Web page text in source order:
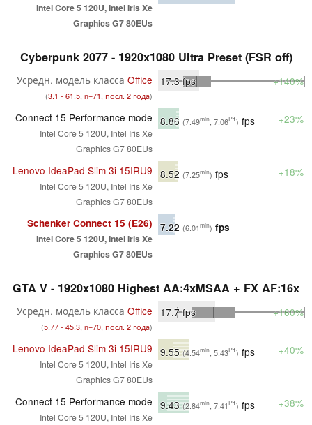
Intel Core 5 120U, Intel Iris Xe
Graphics G7 80EUs
Cyberpunk 2077 - 1920x1080 Ultra Preset (FSR off)
Усредн. модель класса Office
(3.1 - 61.5, n=71, посл. 2 года)
17.3fps +140%
Connect 15 Performance mode
Intel Core 5 120U, Intel Iris Xe
Graphics G7 80EUs
8.86 (7.49min , 7.06P1) fps +23%
Lenovo IdeaPad Slim 3i 15IRU9
Intel Core 5 120U, Intel Iris Xe
Graphics G7 80EUs
8.52 (7.25min) fps +18%
Schenker Connect 15 (E26)
Intel Core 5 120U, Intel Iris Xe
Graphics G7 80EUs
7.22 (6.01min) fps
GTA V - 1920x1080 Highest AA:4xMSAA + FX AF:16x
Усредн. модель класса Office
(5.77 - 45.3, n=70, посл. 2 года)
17.7fps +160%
Lenovo IdeaPad Slim 3i 15IRU9
Intel Core 5 120U, Intel Iris Xe
Graphics G7 80EUs
9.55 (4.54min , 5.43P1) fps +40%
Connect 15 Performance mode
Intel Core 5 120U, Intel Iris Xe
9.43 (2.84min , 7.41P1) fps +38%